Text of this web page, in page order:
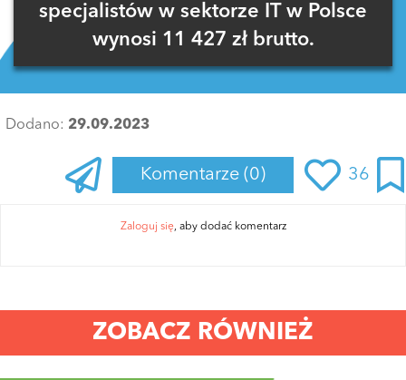
specjalistów w sektorze IT w Polsce
wynosi 11 427 zł brutto.
Dodano: 29.09.2023
Komentarze (0) 36
Zaloguj się, aby dodać komentarz
ZOBACZ RÓWNIEŻ